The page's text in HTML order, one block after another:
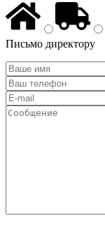
Письмо директору